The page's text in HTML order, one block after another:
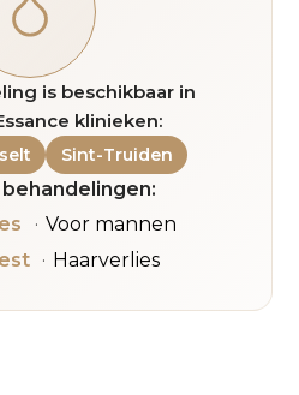
is beschikbaar in
klinieken:
Sint-Truiden
Voor mannen
Haarverlies